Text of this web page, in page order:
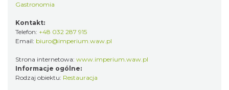
Gastronomia
Kontakt:
Telefon: +48 032 287 915
Email: biuro@imperium.waw.pl
Strona internetowa: www.imperium.waw.pl
Informacje ogólne:
Rodzaj obiektu: Restauracja